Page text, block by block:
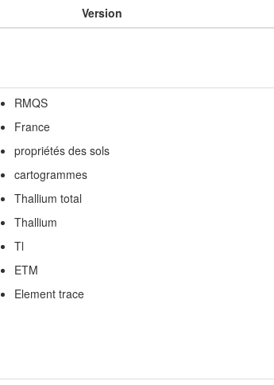
Version
RMQS
France
propriétés des sols
cartogrammes
Thallium total
Thallium
Tl
ETM
Element trace